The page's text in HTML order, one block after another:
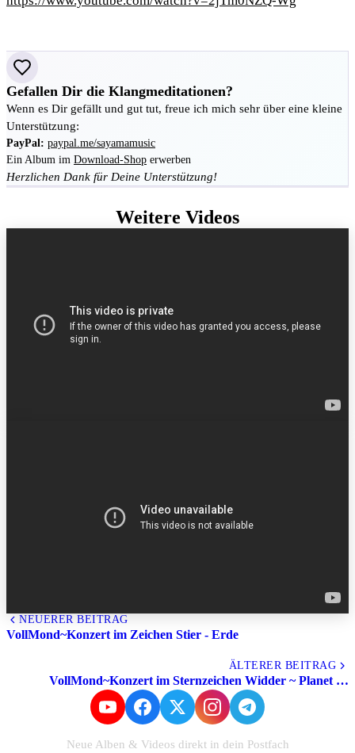
Gefallen Dir die Klangmeditationen?
Wenn es Dir gefällt und gut tut, freue ich mich sehr über eine kleine
Unterstützung:
PayPal: paypal.me/sayamamusic
Ein Album im Download-Shop erwerben
Herzlichen Dank für Deine Unterstützung!
Weitere Videos
NEUERER BEITRAG
VollMond~Konzert im Zeichen Stier - Erde
ÄLTERER BEITRAG
VollMond~Konzert im Sternzeichen Widder ~ Planet …
Neue Alben & Videos direkt in dein Postfach